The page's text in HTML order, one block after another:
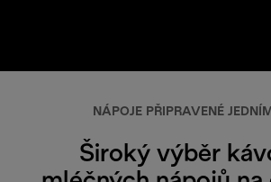
NÁPOJE PŘIPRAVENÉ
Široký výběr